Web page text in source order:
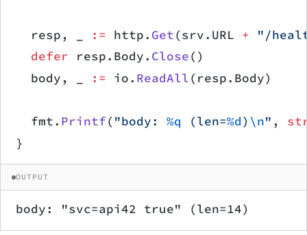
	resp, _
:= http. Get(srv.URL + "/
	defer
resp.Body. Close()
	body, _
:= io. ReadAll(resp.Body)
	fmt.
Printf( "body: %q (len=%d) \n" ,
}
OUTPUT
body: "svc=api42 true" (len=14)